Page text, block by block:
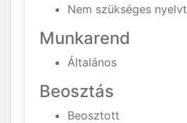
Nem szükséges
Munkarend
Általános
Beosztás
Beosztott